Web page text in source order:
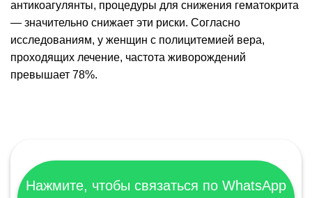
антикоагулянты, процедуры для снижения гематокрита
— значительно снижает эти риски. Согласно
исследованиям, у женщин с полицитемией вера,
проходящих лечение, частота живорождений
превышает 78%.
Нажмите, чтобы связаться по WhatsApp